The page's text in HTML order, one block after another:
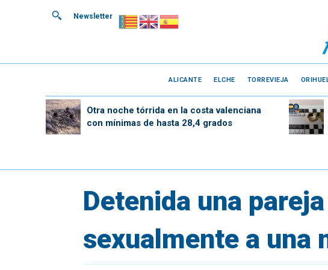
Newsletter
ALICANTE ELCHE TORREVIEJA
Otra noche tórrida en la costa valenciana
con mínimas de hasta 28,4 grados
Detenida una
sexualmente a una